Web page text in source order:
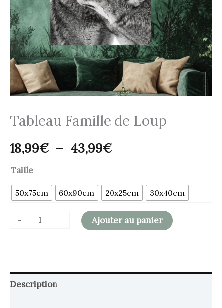
Tableau Famille de Loup
18,99€ – 43,99€
43,99€
Taille
50x75cm 60x90cm 20x25cm 30x40cm
- + Ajouter au panier
Description